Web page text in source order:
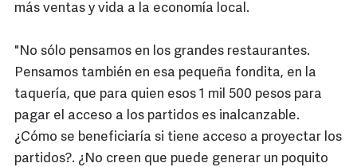
más ventas y vida a la economía local.
"No sólo pensamos en los grandes restaurantes.
Pensamos también en esa pequeña fondita, en la
taquería, que para quien esos 1 mil 500 pesos para
pagar el acceso a los partidos es inalcanzable.
¿Cómo se beneficiaría si tiene acceso a proyectar los
partidos?. ¿No creen que puede generar un poquito